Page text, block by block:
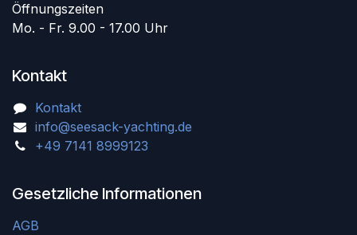
Öffnungszeiten
Mo. - Fr. 9.00 - 17.00 Uhr
Kontakt
Kontakt
info@seesack-yachting.de
+49 7141 8999123
Gesetzliche Informationen
AGB